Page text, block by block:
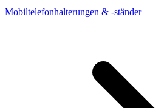
Mobiltelefonhalterungen & -ständer